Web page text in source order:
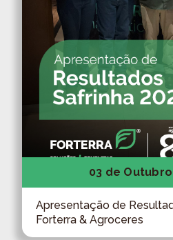
03 de
Apresentação de
Forterra & Agroceres